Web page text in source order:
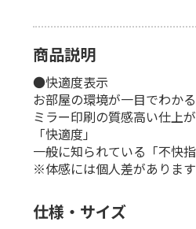
商品説明
●快適度表示
お部屋の環境が一目でわか
ミラー印刷の質感高い仕上
「快適度」
一般に知られている「不快
※体感には個人差がありま
仕様・サイズ